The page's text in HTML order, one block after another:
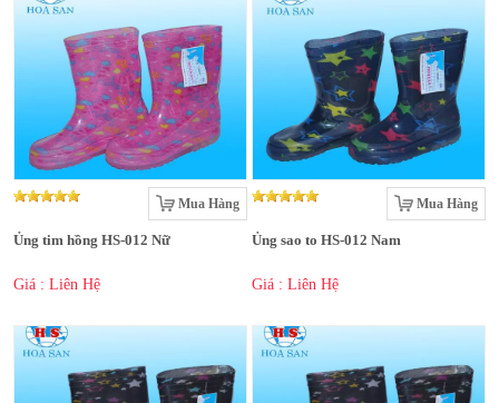
Mua Hàng
Ủng tim hồng HS-012 Nữ
Giá : Liên Hệ
Mua Hàng
Ủng sao to HS-012 Nam
Giá : Liên Hệ